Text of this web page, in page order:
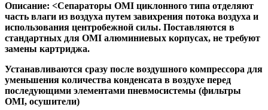
Описание: <Сепараторы OMI циклонного типа отделяют
часть влаги из воздуха путем завихрения потока воздуха и
использования центробежной силы. Поставляются в
стандартных для OMI алюминиевых корпусах, не требуют
замены картриджа.
Устанавливаются сразу после воздушного компрессора для
уменьшения количества конденсата в воздухе перед
последующими элементами пневмосистемы (фильтры
OMI, осушители)